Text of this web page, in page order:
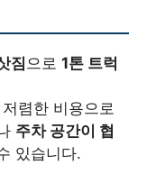
짐으로 1톤 트럭
렴한 비용으로
주차 공간이 협
있습니다.